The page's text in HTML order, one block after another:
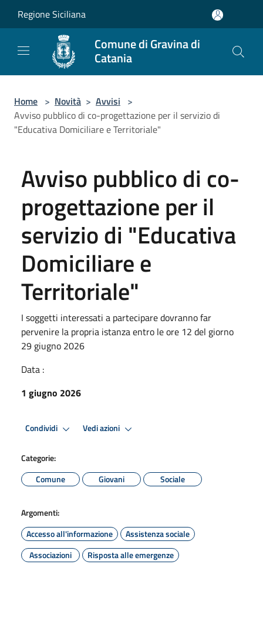
Regione Siciliana
Comune di Gravina di
Catania
Home > Novità > Avvisi >
Avviso pubblico di co-progettazione per il servizio di
"Educativa Domiciliare e Territoriale"
Avviso pubblico di co-
progettazione per il
servizio di "Educativa
Domiciliare e
Territoriale"
I soggetti interessati a partecipare dovranno far
pervenire la propria istanza entro le ore 12 del giorno
29 giugno 2026
Data :
1 giugno 2026
Condividi Vedi azioni
Categorie:
Comune
Giovani Sociale
Argomenti:
Accesso all'informazione
Assistenza sociale
Associazioni
Risposta alle emergenze